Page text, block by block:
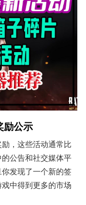
励公示
，这些活动通常比
公告和社交媒体平
发现了一个新的签
中得到更多的市场